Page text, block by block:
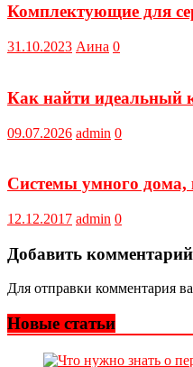
Комплектующие для
31.10.2023 Аина 0
Как найти идеальный
09.07.2026 admin 0
Системы умного дома,
12.12.2017 admin 0
Добавить комментарий
Для отправки комментария
Новые статьи